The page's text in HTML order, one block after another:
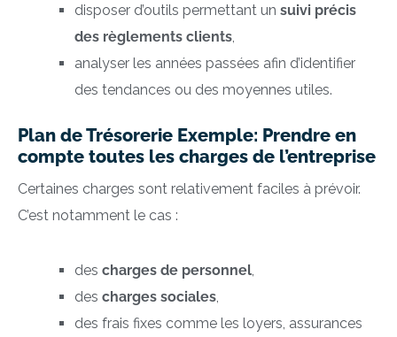
disposer d’outils permettant un suivi précis
des règlements clients
analyser les années passées afin d’identifier
des tendances ou des moyennes utiles.
Plan de Trésorerie Exemple: Prendre en
compte toutes les charges de l’entreprise
Certaines charges sont relativement faciles à prévoir.
C’est notamment le cas :
des charges de personnel
des charges sociales
des frais fixes comme les loyers, assurances